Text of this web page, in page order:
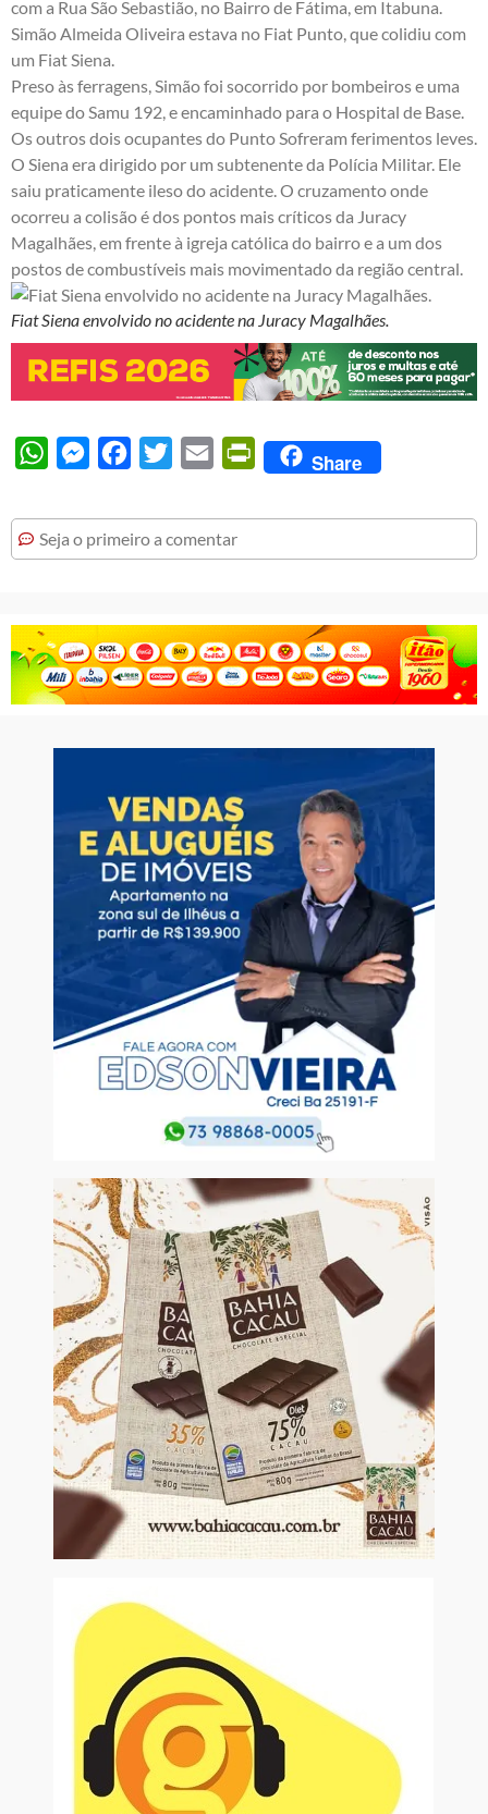
com a Rua São Sebastião, no Bairro de Fátima, em Itabuna.
Simão Almeida Oliveira estava no Fiat Punto, que colidiu com
um Fiat Siena.
Preso às ferragens, Simão foi socorrido por bombeiros e uma
equipe do Samu 192, e encaminhado para o Hospital de Base.
Os outros dois ocupantes do Punto Sofreram ferimentos leves.
O Siena era dirigido por um subtenente da Polícia Militar. Ele
saiu praticamente ileso do acidente. O cruzamento onde
ocorreu a colisão é dos pontos mais críticos da Juracy
Magalhães, em frente à igreja católica do bairro e a um dos
postos de combustíveis mais movimentado da região central.
Fiat Siena envolvido no acidente na Juracy Magalhães.
WhatsAppMessengerFacebook
Twitter Email PrintFriendly
Share
Seja o primeiro a comentar